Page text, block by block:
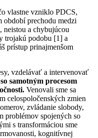
vlastne vzniklo PDCS,
období prechodu medzi
neistou a chybujúcou
trojakú podobu [1] a
prístup prinajmenšom
vzdelávať a intervenovať
samotným procesom
Venovali sme sa
celospoločenských zmien
zvládanie slobody,
problémov spojených so
s transformáciou sme
kognitívnej